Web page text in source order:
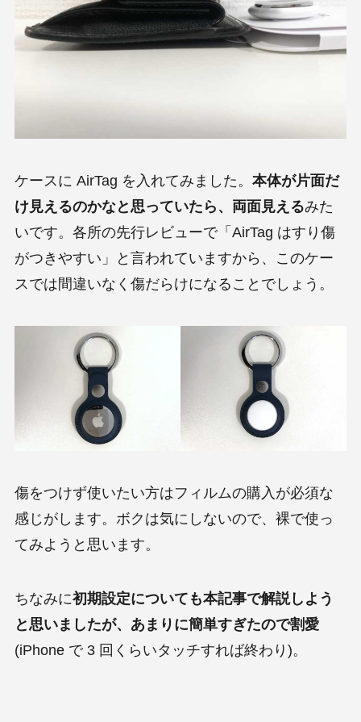
ケースに AirTag を入れてみました。 本体が片面だ
け見えるのかなと思っていたら、両面見えるみた
いです。各所の先行レビューで「AirTag はすり傷
がつきやすい」と言われていますから、このケー
スでは間違いなく傷だらけになることでしょう。
傷をつけず使いたい方はフィルムの購入が必須な
感じがします。ボクは気にしないので、裸で使っ
てみようと思います。
ちなみに初期設定についても本記事で解説しよう
と思いましたが、あまりに簡単すぎたので割愛
(iPhone で 3 回くらいタッチすれば終わり)。